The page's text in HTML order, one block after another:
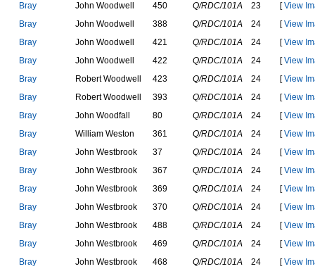
Bray John Woodwe 450 Q/RDC/101A 23 [View
Bray John Woodwe 388 Q/RDC/101A 24 [View
Bray John Woodwe 421 Q/RDC/101A 24 [View
Bray John Woodwe 422 Q/RDC/101A 24 [View
Bray Robert Woodwe 423 Q/RDC/101A 24 [View
Bray Robert Woodwe 393 Q/RDC/101A 24 [View
Bray John Woodfa 80 Q/RDC/101A 24 [View
Bray Wi iam Weston 361 Q/RDC/101A 24 [View
Bray John Westbrook 37 Q/RDC/101A 24 [View
Bray John Westbrook 367 Q/RDC/101A 24 [View
Bray John Westbrook 369 Q/RDC/101A 24 [View
Bray John Westbrook 370 Q/RDC/101A 24 [View
Bray John Westbrook 488 Q/RDC/101A 24 [View
Bray John Westbrook 469 Q/RDC/101A 24 [View
Bray John Westbrook 468 Q/RDC/101A 24 [View